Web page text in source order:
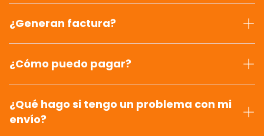
¿Generan factura?
¿Cómo puedo pagar?
¿Qué hago si tengo un problema con mi
envío?